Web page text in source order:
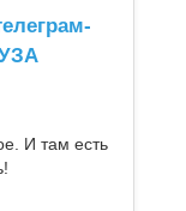
И там есть